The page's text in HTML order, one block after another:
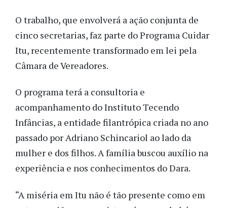
O trabalho, que envolverá a ação conjunta de
cinco secretarias, faz parte do Programa Cuidar
Itu, recentemente transformado em lei pela
Câmara de Vereadores.
O programa terá a consultoria e
acompanhamento do Instituto Tecendo
Infâncias, a entidade filantrópica criada no ano
passado por Adriano Schincariol ao lado da
mulher e dos filhos. A família buscou auxílio na
experiência e nos conhecimentos do Dara.
“A miséria em Itu não é tão presente como em